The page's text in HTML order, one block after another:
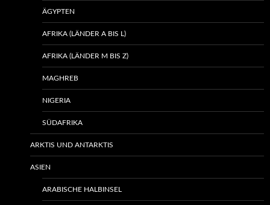
ÄGYPTEN
AFRIKA (LÄNDER A BIS L)
AFRIKA (LÄNDER M BIS Z)
MAGHREB
NIGERIA
SÜDAFRIKA
ARKTIS UND ANTARKTIS
ASIEN
ARABISCHE HALBINSEL